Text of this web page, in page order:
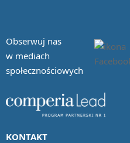
Obserwuj nas
w mediach
społecznościowych
KONTAKT